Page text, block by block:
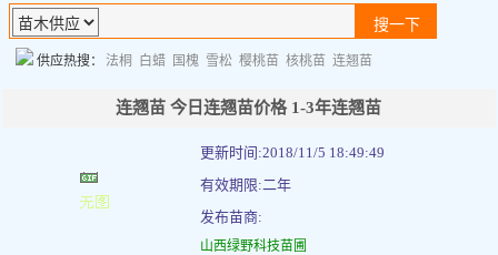
供应热搜： 法桐 白蜡 国槐 雪松 樱桃苗 核桃苗 连翘苗
连翘苗 今日连翘苗价格 1-3年连翘苗
更新时间:2018/11/5 18:49:49
有效期限:二年
发布苗商:
山西绿野科技苗圃